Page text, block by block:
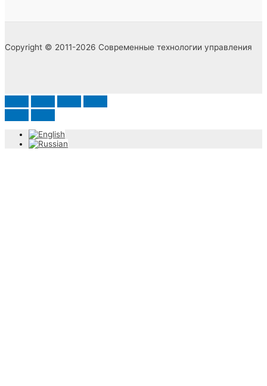
Copyright © 2011-2026 Современные технологии управления